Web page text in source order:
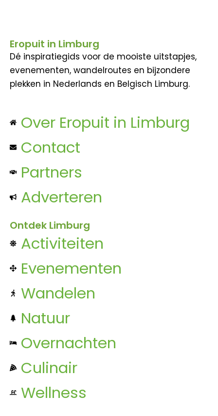
Eropuit in Limburg
Dé inspiratiegids voor de mooiste uitstapjes,
evenementen, wandelroutes en bijzondere
plekken in Nederlands en Belgisch Limburg.
Over Eropuit in Limburg
Contact
Partners
Adverteren
Ontdek Limburg
Activiteiten
Evenementen
Wandelen
Natuur
Overnachten
Culinair
Wellness